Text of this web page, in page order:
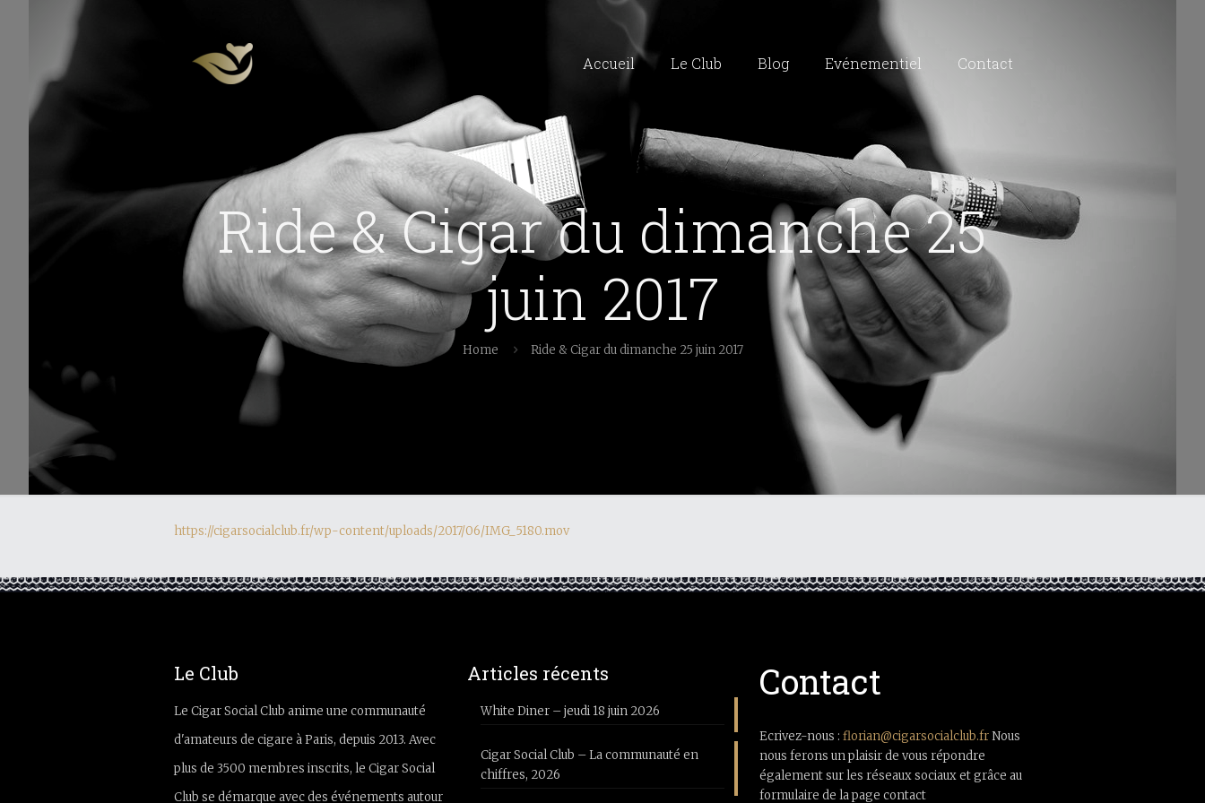
Accueil Le Club Blog Evénementiel Contact
Ride & Cigar du dimanche 25
juin 2017
Home Ride & Cigar du dimanche 25 juin 2017
https://cigarsocialclub.fr/wp-content/uploads/2017/06/IMG_5180.mov
Le Club
Le Cigar Social Club anime une communauté
d'amateurs de cigare à Paris, depuis 2013. Avec
plus de 3500 membres inscrits, le Cigar Social
Club se démarque avec des événements autour
Articles récents
White Diner – jeudi 18 juin 2026
Cigar Social Club – La communauté en
chiffres, 2026
Contact
Ecrivez-nous :florian@cigarsocialclub.frNous
nous ferons un plaisir de vous répondre
également sur les réseaux sociaux et grâce au
formulaire de la page contact